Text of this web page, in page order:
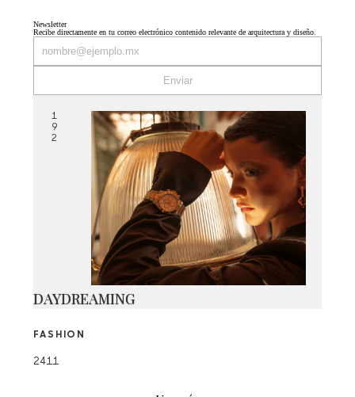
Newsletter
Recibe directamente en tu correo electrónico contenido relevante de arquitectura y diseño.
1
9
2
DAYDREAMING
FASHION
2411